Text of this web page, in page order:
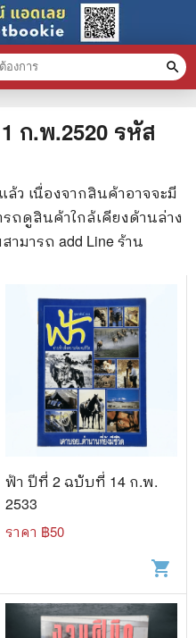
ก.พ.2520 รหัส
ล้ว เนื่องจากสินค้าอาจจะมี
ถดูสินค้าใกล้เคียงด้านล่าง
มารถ add Line ร้าน
ฟ้า ปีที่ 2 ฉบับที่ 14 ก.พ.
2533
ราคา ฿50
shopping_cart
search
สินค้า clear